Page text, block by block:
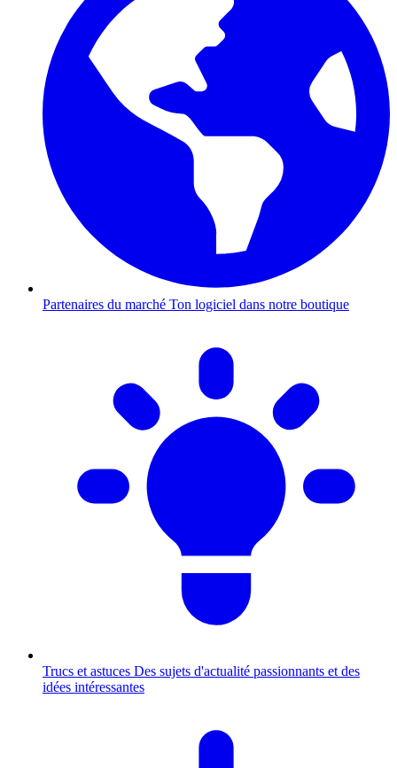
Partenaires du marché Ton logiciel dans notre boutique
Trucs et astuces Des sujets d'actualité passionnants et des
idées intéressantes